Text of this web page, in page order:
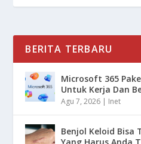
BERITA TERBARU
Microsoft 365
Untuk Kerja Dan
Agu 7, 2026 | Inet
Benjol Keloid Bisa